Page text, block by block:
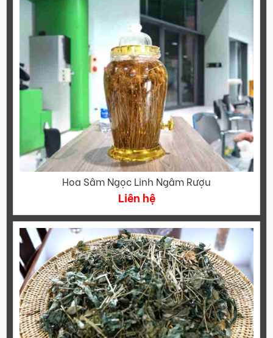
Hoa Sâm Ngọc Linh Ngâm Rượu
Liên hệ